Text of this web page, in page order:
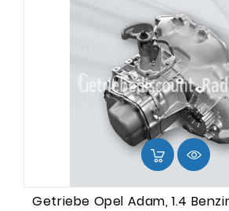
Getriebe Opel Adam, 1.4